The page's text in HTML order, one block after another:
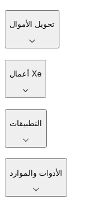
تحويل الأموال
أعمال Xe
التطبيقات
الأدوات والموارد